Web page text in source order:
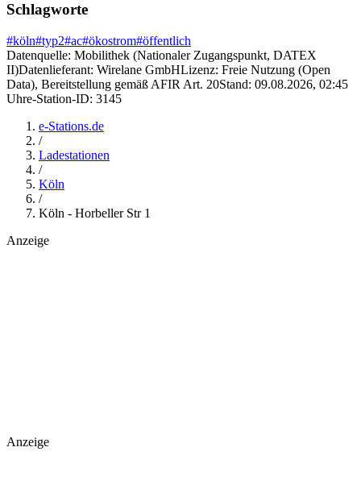
Schlagworte
#köln#typ2#ac#ökostrom#öffentlich
Datenquelle: Mobilithek (Nationaler Zugangspunkt, DATEX
II)Datenlieferant: Wirelane GmbHLizenz: Freie Nutzung (Open
Data), Bereitstellung gemäß AFIR Art. 20Stand: 09.08.2026, 02:45
Uhre-Station-ID: 3145
e-Stations.de
/
Ladestationen
/
Köln
/
Köln - Horbeller Str 1
Anzeige
Anzeige